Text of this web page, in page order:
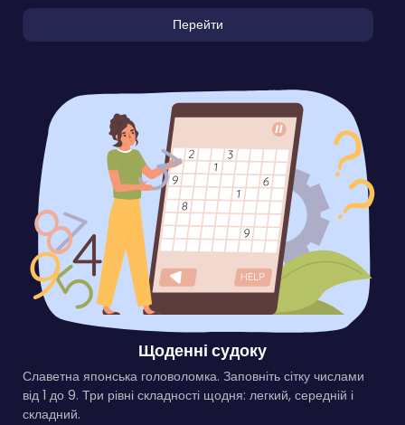
Перейти
Щоденні судоку
Славетна японська головоломка. Заповніть сітку числами
від 1 до 9. Три рівні складності щодня: легкий, середній і
складний.